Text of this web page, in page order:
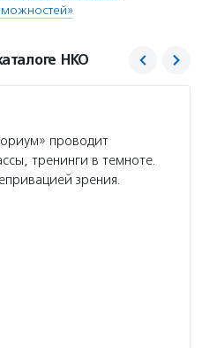
НКО
проводит
тренинги в темноте.
зрения.